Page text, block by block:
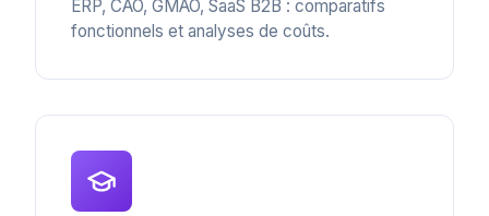
ERP, CAO, GMAO, SaaS B2B : comparatifs
fonctionnels et analyses de coûts.